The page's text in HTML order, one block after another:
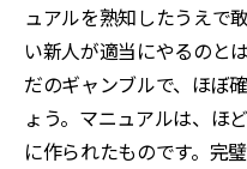
ュアルを熟知したうえで
い新人が適当にやるのと
だのギャンブルで、ほぼ
ょう。マニュアルは、ほ
に作られたものです。完